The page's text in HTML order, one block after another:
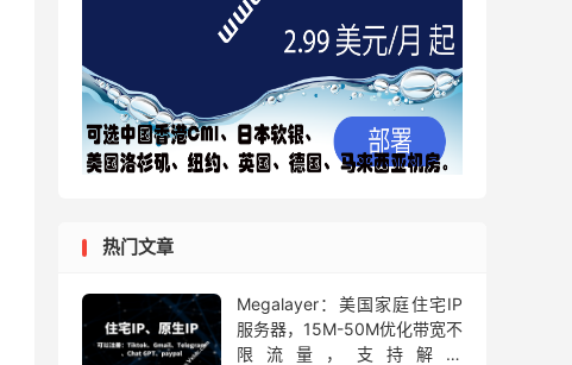
热门文章
Megalayer：美国家庭住宅IP
服务器，15M-50M优化带宽不
限流量，支持解锁